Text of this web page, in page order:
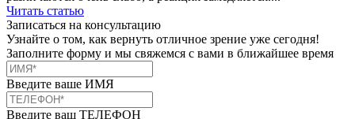
Читать статью
Записаться на консультацию
Узнайте о том, как вернуть отличное зрение уже сегодня!
Заполните форму и мы свяжемся с вами в ближайшее время
Введите ваше ИМЯ
Введите ваш ТЕЛЕФОН